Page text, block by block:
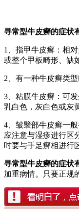
寻常型牛皮癣的症状
1、指甲牛皮癣：相
或整个甲板畸形、缺
2、有一种牛皮癣类
3、粘膜牛皮癣：可
乳白色，灰白色或灰
4、皱襞部牛皮癣一
应注意与湿疹进行区
吋要与手足癣相进行
寻常型牛皮癣的症状
加重病情。只要正规